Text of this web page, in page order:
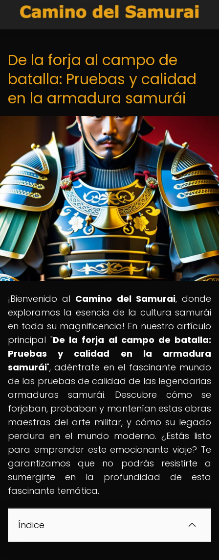
De la forja al campo de
batalla: Pruebas y calidad
en la armadura samurái
¡Bienvenido al Camino del Samurai, donde
exploramos la esencia de la cultura samurái
en toda su magnificencia! En nuestro artículo
principal "De la forja al campo de batalla:
Pruebas y calidad en la armadura
samurái", adéntrate en el fascinante mundo
de las pruebas de calidad de las legendarias
armaduras samurái. Descubre cómo se
forjaban, probaban y mantenían estas obras
maestras del arte militar, y cómo su legado
perdura en el mundo moderno. ¿Estás listo
para emprender este emocionante viaje? Te
garantizamos que no podrás resistirte a
sumergirte en la profundidad de esta
fascinante temática.
Índice